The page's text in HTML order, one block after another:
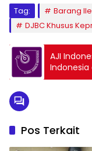
Tag: Barang
DJBC Khusus
AJI
Segera
Pos Terkait